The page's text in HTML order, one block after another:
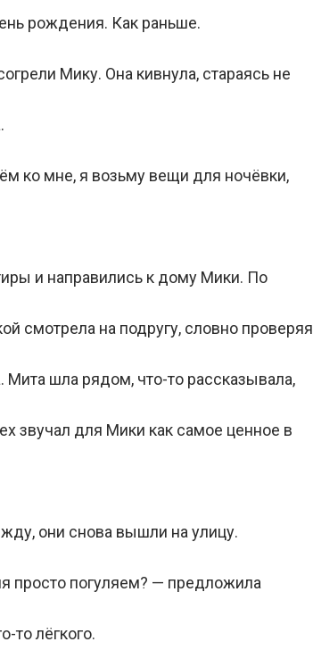
рождения. Как раньше.
Мику. Она кивнула, стараясь не
ко мне, я возьму вещи для ночёвки,
и направились к дому Мики. По
смотрела на подругу, словно проверяя
Мита шла рядом, что-то рассказывала,
звучал для Мики как самое ценное в
они снова вышли на улицу.
просто погуляем? — предложила
то лёгкого.